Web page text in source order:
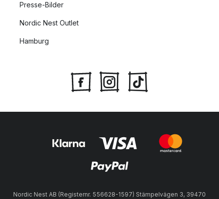
Presse-Bilder
Nordic Nest Outlet
Hamburg
Nordic Nest AB (Registernr. 556628-1597) Stämpelvägen 3, 39470